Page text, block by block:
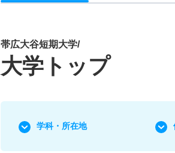
帯広大谷短期大学/
大学トップ
学科・所在地